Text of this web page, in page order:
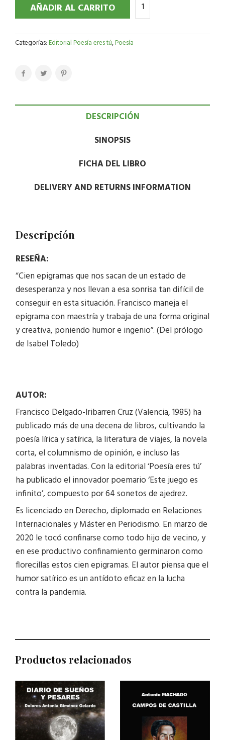
AÑADIR AL CARRITO
Categorías:Editorial Poesía eres tú,Poesía
DESCRIPCIÓN
SINOPSIS
FICHA DEL LIBRO
DELIVERY AND RETURNS INFORMATION
Descripción
RESEÑA:
“Cien epigramas que nos sacan de un estado de
desesperanza y nos llevan a esa sonrisa tan difícil de
conseguir en esta situación. Francisco maneja el
epigrama con maestría y trabaja de una forma original
y creativa, poniendo humor e ingenio”. (Del prólogo
de Isabel Toledo)
AUTOR:
Francisco Delgado-Iribarren Cruz (Valencia, 1985) ha
publicado más de una decena de libros, cultivando la
poesía lírica y satírica, la literatura de viajes, la novela
corta, el columnismo de opinión, e incluso las
palabras inventadas. Con la editorial ‘Poesía eres tú’
ha publicado el innovador poemario ‘Este juego es
infinito’, compuesto por 64 sonetos de ajedrez.
Es licenciado en Derecho, diplomado en Relaciones
Internacionales y Máster en Periodismo. En marzo de
2020 le tocó confinarse como todo hijo de vecino, y
en ese productivo confinamiento germinaron como
florecillas estos cien epigramas. El autor piensa que el
humor satírico es un antídoto eficaz en la lucha
contra la pandemia.
Productos relacionados